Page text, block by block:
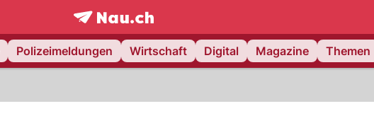
frontpage.NAU.ch
Polizeimeldungen Wirtschaft Digital Magazine Themen